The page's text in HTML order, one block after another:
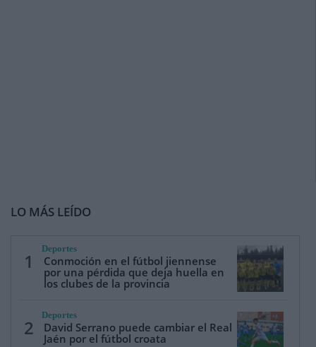
LO MÁS LEÍDO
1
Deportes
Conmoción en el fútbol jiennense
por una pérdida que deja huella en
los clubes de la provincia
2
Deportes
David Serrano puede cambiar el Real
Jaén por el fútbol croata